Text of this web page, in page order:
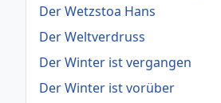
Der Wetzstoa Hans
Der Weltverdruss
Der Winter ist vergangen
Der Winter ist vorüber